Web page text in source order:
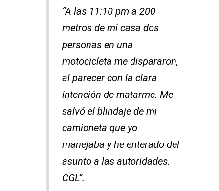
“A las 11:10 pm a 200
metros de mi casa dos
personas en una
motocicleta me dispararon,
al parecer con la clara
intención de matarme. Me
salvó el blindaje de mi
camioneta que yo
manejaba y he enterado del
asunto a las autoridades.
CGL”.